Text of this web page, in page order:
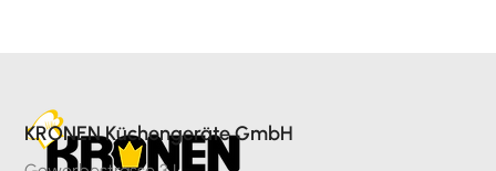
KRONEN Küchengeräte GmbH